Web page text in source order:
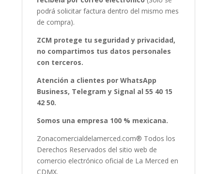
podrá solicitar factura dentro del mismo mes
de compra).
ZCM protege tu seguridad y privacidad,
no compartimos tus datos personales
con terceros.
Atención a clientes por WhatsApp
Business, Telegram y Signal al 55 40 15
42 50.
Somos una empresa 100 % mexicana.
Zonacomercialdelamerced.com® Todos los
Derechos Reservados del sitio web de
comercio electrónico oficial de La Merced en
CDMX.